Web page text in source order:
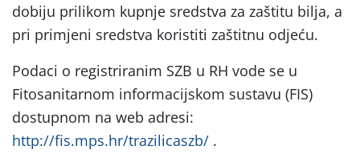
dobiju prilikom kupnje sredstva za zaštitu bilja, a
pri primjeni sredstva koristiti zaštitnu odjeću.
Podaci o registriranim SZB u RH vode se u
Fitosanitarnom informacijskom sustavu (FIS)
dostupnom na web adresi:
http://fis.mps.hr/trazilicaszb/ .